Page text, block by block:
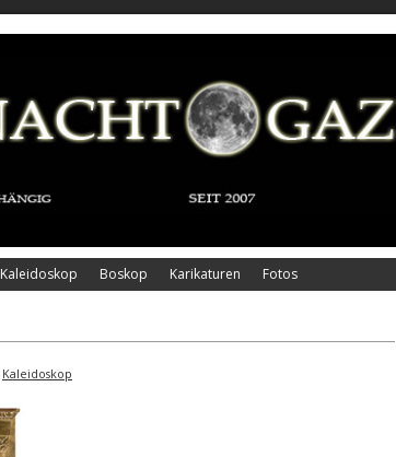
Kaleidoskop Boskop Karikaturen Fotos
Kaleidoskop